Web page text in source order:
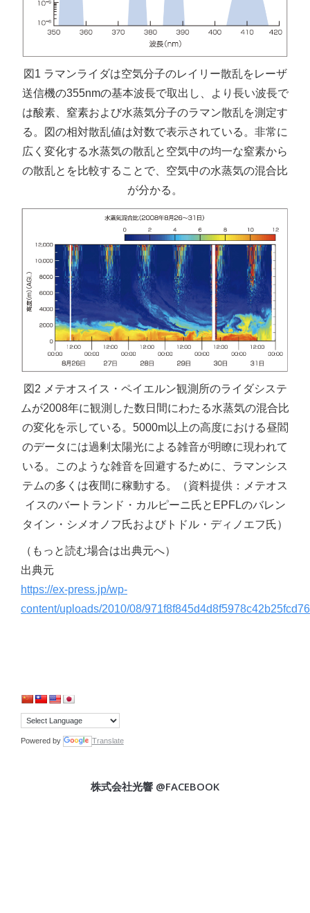
図1 ラマンライダは空気分子のレイリー散乱をレーザ
送信機の355nmの基本波長で取出し、より長い波長で
は酸素、窒素および水蒸気分子のラマン散乱を測定す
る。図の相対散乱値は対数で表示されている。非常に
広く変化する水蒸気の散乱と空気中の均一な窒素から
の散乱とを比較することで、空気中の水蒸気の混合比
が分かる。
図2 メテオスイス・ペイエルン観測所のライダシステ
ムが2008年に観測した数日間にわたる水蒸気の混合比
の変化を示している。5000m以上の高度における昼閻
のデータには過剰太陽光による雑音が明瞭に現われて
いる。このような雑音を回避するために、ラマンシス
テムの多くは夜間に稼動する。（資料提供：メテオス
イスのバートランド・カルピーニ氏とEPFLのバレン
タイン・シメオノフ氏およびトドル・ディノエフ氏）
（もっと読む場合は出典元へ）
出典元
https://ex-press.jp/wp-
content/uploads/2010/08/
Powered by Translate
株式会社光響 @FACEBOOK